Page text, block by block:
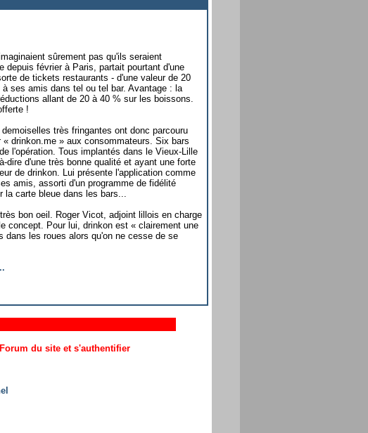
sûrement pas qu'ils seraient
février à Paris, partait pourtant d'une
de tickets restaurants - d'une valeur de 20
ses amis dans tel ou tel bar. Avantage : la
allant de 20 à 40 % sur les boissons.
!
très fringantes ont donc parcouru
drinkon.me » aux consommateurs. Six bars
l'opération. Tous implantés dans le Vieux-Lille
d'une très bonne qualité et ayant une forte
de drinkon. Lui présente l'application comme
amis, assorti d'un programme de fidélité
carte bleue dans les bars...
bon oeil. Roger Vicot, adjoint lillois en charge
concept. Pour lui, drinkon est « clairement une
dans les roues alors qu'on ne cesse de se
du site et s'authentifier